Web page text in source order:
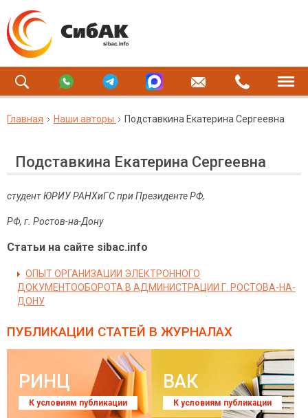
Главная Наши авторы Подставкина Екатерина Сергеевна
Подставкина Екатерина Сергеевна
студент ЮРИУ РАНХиГС при Президенте РФ,
РФ, г. Ростов-на-Дону
Статьи на сайте sibac.info
ОПЫТ ОРГАНИЗАЦИИ ЭЛЕКТРОННОГО
ДОКУМЕНТООБОРОТА В АДМИНИСТРАЦИИ Г. РОСТОВА-НА-
ДОНУ
ПУБЛИКАЦИИ СТАТЕЙ В ЖУРНАЛАХ
РИНЦ
К условиям публикации
ВАК
К условиям публикации